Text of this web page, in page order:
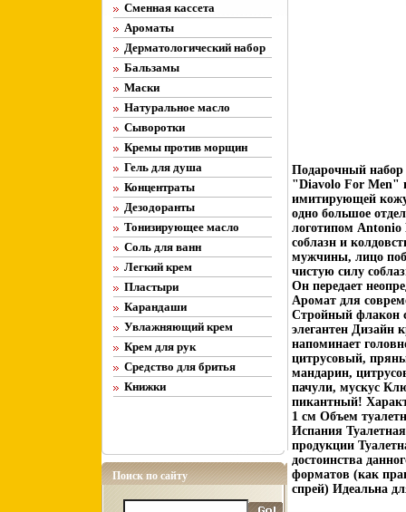
Сменная кассета
Ароматы
Дерматологический набор
Бальзамы
Маски
Натуральное масло
Сыворотки
Кремы против морщин
Гель для душа
Концентраты
Дезодоранты
Тонизирующее масло
Соль для ванн
Легкий крем
Пластыри
Карандаши
Увлажняющий крем
Крем для рук
Средство для бритья
Книжки
Поиск по сайту
Подарочный набор
"Diavolo For Men"
имитирующей кожу
одно большое
логотипом Antonio
соблазн и
мужчины, лицо
чистую силу
Он передает
Аромат для
Стройный флакон
элегантен Дизайн
напоминает
цитрусовый,
мандарин,
пачули, мускус
пикантный!
1 см Объем
Испания
продукции
достоинства
форматов (как
спрей) Идеальна